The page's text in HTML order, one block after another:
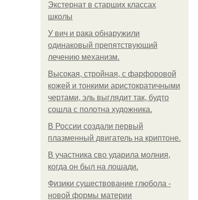
Экстернат в старших классах
школы
У вич и рака обнаружили
одинаковый препятствующий
лечению механизм.
Высокая, стройная, с фарфоровой
кожей и тонкими аристократичными
чертами, эль выглядит так, будто
сошла с полотна художника.
В России создали первый
плазменный двигатель на криптоне.
В участника сво ударила молния,
когда он был на лошади.
Физики существование глюбола -
новой формы материи